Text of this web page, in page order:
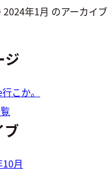
2024年1月 のアーカイ
ジ
こか。
ブ
月